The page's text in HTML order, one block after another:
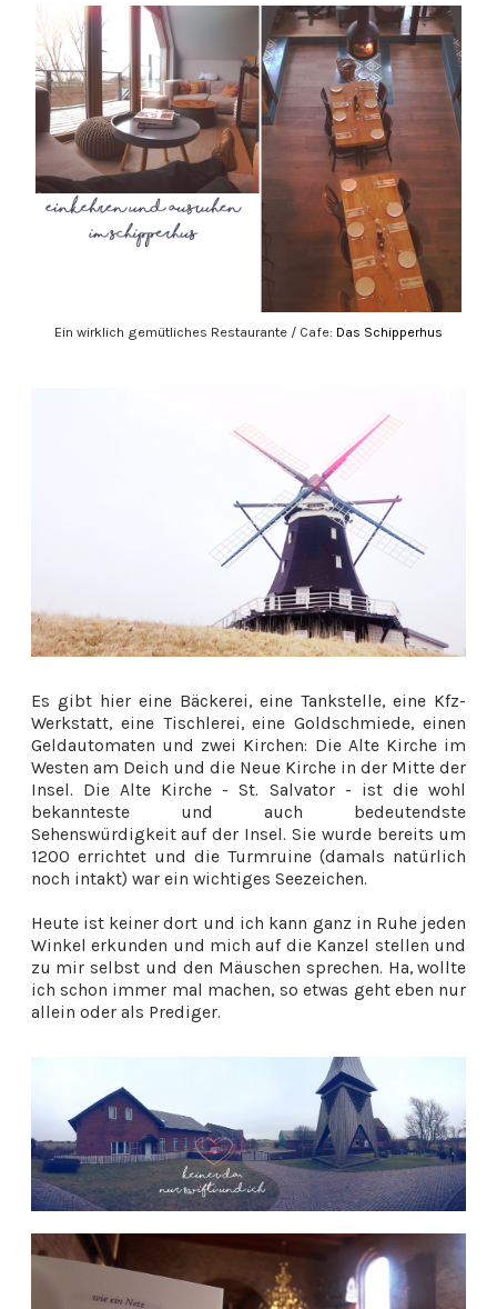
Ein wirklich gemütliches Restaurante / Cafe: Das Schipperhus
Es gibt hier eine Bäckerei, eine Tankstelle, eine Kfz-
Werkstatt, eine Tischlerei, eine Goldschmiede, einen
Geldautomaten und zwei Kirchen: Die Alte Kirche im
Westen am Deich und die Neue Kirche in der Mitte der
Insel. Die Alte Kirche - St. Salvator - ist die wohl
bekannteste und auch bedeutendste
Sehenswürdigkeit auf der Insel. Sie wurde bereits um
1200 errichtet und die Turmruine (damals natürlich
noch intakt) war ein wichtiges Seezeichen.
Heute ist keiner dort und ich kann ganz in Ruhe jeden
Winkel erkunden und mich auf die Kanzel stellen und
zu mir selbst und den Mäuschen sprechen. Ha, wollte
ich schon immer mal machen, so etwas geht eben nur
allein oder als Prediger.